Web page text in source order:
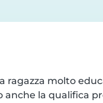
ragazza molto
la qualifica